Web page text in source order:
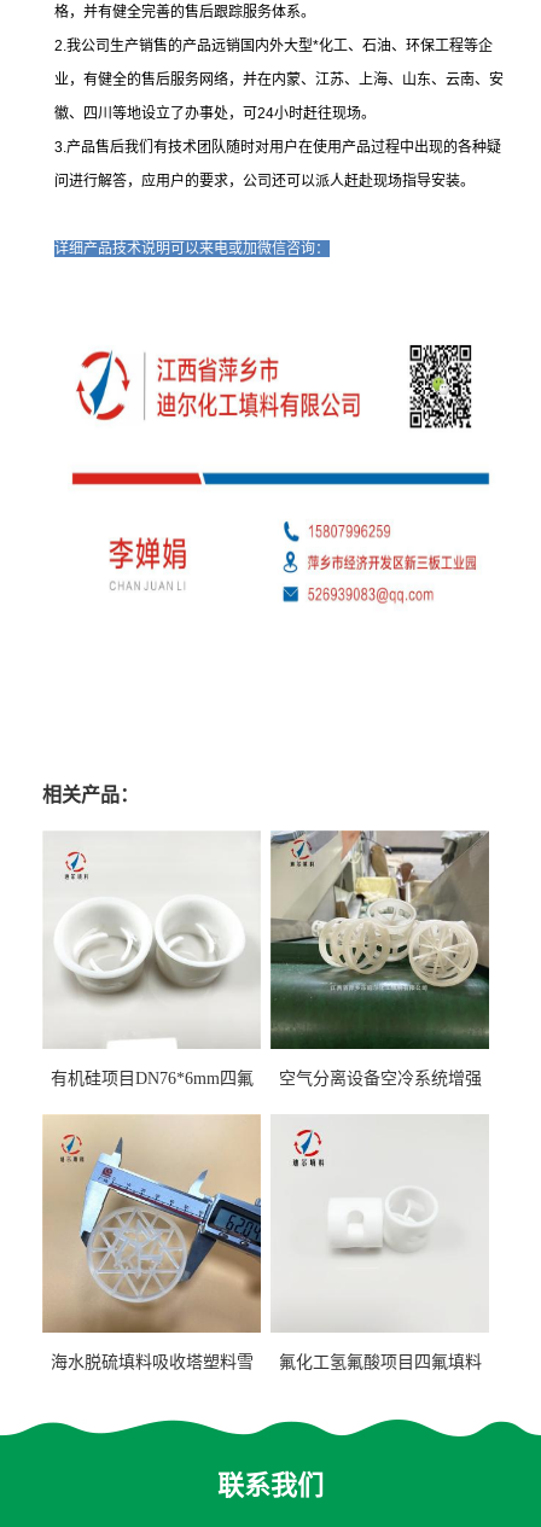
格，并有健全完善的售后跟踪服务体系。
2.我公司生产销售的产品远销国内外大型*化工、石油、环保工程等企
业，有健全的售后服务网络，并在内蒙、江苏、上海、山东、云南、安
徽、四川等地设立了办事处，可24小时赶往现场。
3.产品售后我们有技术团队随时对用户在使用产品过程中出现的各种疑
问进行解答，应用户的要求，公司还可以派人赶赴现场指导安装。
详细产品技术说明可以来电或加微信咨询：
相关产品：
有机硅项目DN76*6mm四氟
空气分离设备空冷系统增强
海水脱硫填料吸收塔塑料雪
氟化工氢氟酸项目四氟填料
蚀
联系我们